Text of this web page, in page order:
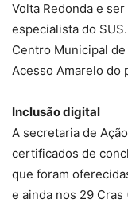
Volta Redonda e
especialista do
Centro Municipal de
Acesso Amarelo do
Inclusão digital
A secretaria de
certificados de
que foram
e ainda nos 29